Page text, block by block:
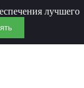
лучшего